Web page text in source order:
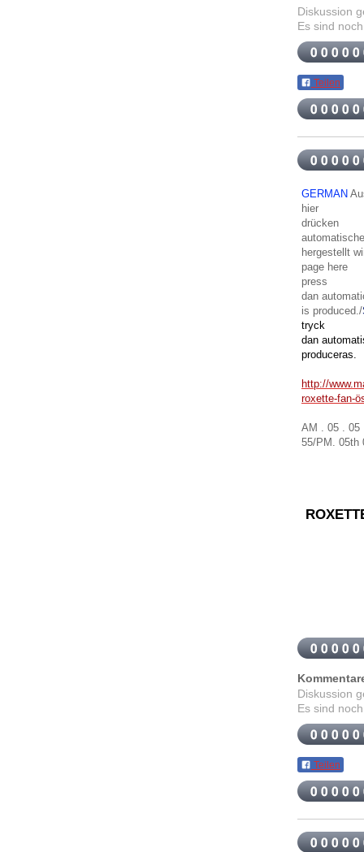
Diskussion
Es sind
Teilen
GERMAN
hier
drücken
hergestellt
page here
press
dan
is produced./
tryck
dan
produceras.
http://
roxette-fan-
AM . 05 . 05
55/PM . 05th
Diskussion
Es sind
Teilen